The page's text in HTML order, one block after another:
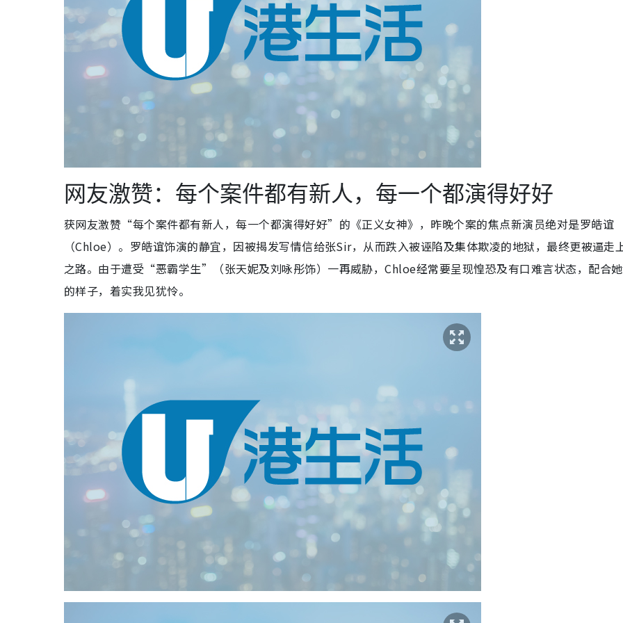
网友激赞：每个案件都有新人，每一个都演得好好
获网友激赞“每个案件都有新人，每一个都演得好好”的《正义女神》，昨晚个案的焦点新演员绝对是罗皓谊
（Chloe）。罗皓谊饰演的静宜，因被揭发写情信给张Sir，从而跌入被诬陷及集体欺凌的地狱，最终更被逼走
之路。由于遭受“恶霸学生”（张天妮及刘咏彤饰）一再威胁，Chloe经常要呈现惶恐及有口难言状态，配合
的样子，着实我见犹怜。